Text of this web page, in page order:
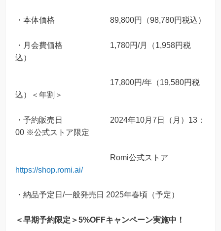
・本体価格 89,800円（98,780円税込）
・月会費価格 1,780円/月（1,958円税
込）
17,800円/年（19,580円税
込）＜年割＞
・予約販売日 2024年10月7日（月）13：
00 ※公式ストア限定
Romi公式ストア
https://shop.romi.ai/
・納品予定日/一般発売日 2025年春頃（予定）
＜早期予約限定＞5%OFFキャンペーン実施中！